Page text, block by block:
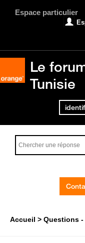
Espace particulier
Le
Tunisie
Accueil Questions